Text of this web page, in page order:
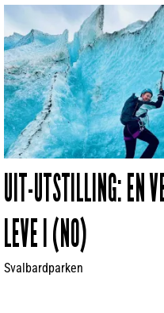
UIT-UTSTILLING: EN
LEVE I (NO)
Svalbardparken